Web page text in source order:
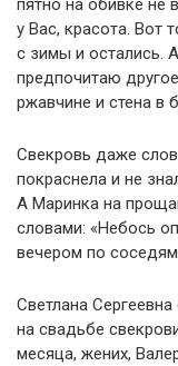
пятно на обивке не
у Вас, красота. Вот
с зимы и остались.
предпочитаю
ржавчине и стена в
Свекровь даже
покраснела и не
А Маринка на
словами: «Небось
вечером по соседям
Светлана
на свадьбе
месяца, жених,